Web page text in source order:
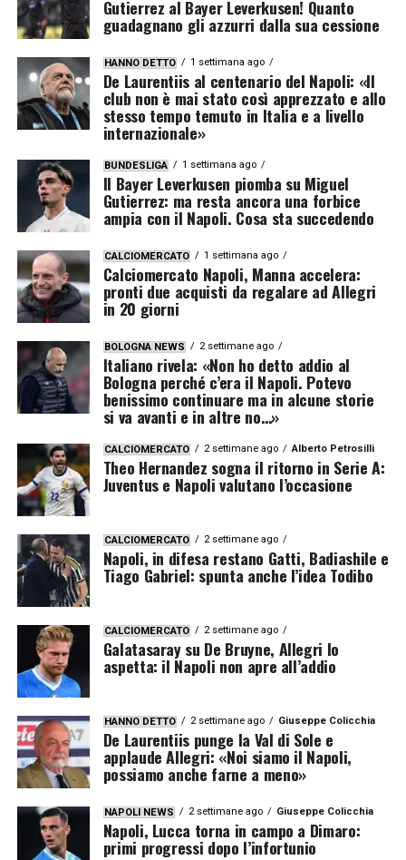
Gutierrez al Bayer Leverkusen! Quanto
guadagnano gli azzurri dalla sua cessione
HANNO DETTO 1 settimana ago
De Laurentiis al centenario del Napoli: «Il
club non è mai stato così apprezzato e allo
stesso tempo temuto in Italia e a livello
internazionale»
BUNDESLIGA 1 settimana ago
Il Bayer Leverkusen piomba su Miguel
Gutierrez: ma resta ancora una forbice
ampia con il Napoli. Cosa sta succedendo
CALCIOMERCATO 1 settimana ago
Calciomercato Napoli, Manna accelera:
pronti due acquisti da regalare ad Allegri
in 20 giorni
BOLOGNA NEWS 2 settimane ago
Italiano rivela: «Non ho detto addio al
Bologna perché c’era il Napoli. Potevo
benissimo continuare ma in alcune storie
si va avanti e in altre no…»
CALCIOMERCATO 2 settimane ago Alberto Petrosilli
Theo Hernandez sogna il ritorno in Serie A:
Juventus e Napoli valutano l’occasione
CALCIOMERCATO 2 settimane ago
Napoli, in difesa restano Gatti, Badiashile e
Tiago Gabriel: spunta anche l’idea Todibo
CALCIOMERCATO 2 settimane ago
Galatasaray su De Bruyne, Allegri lo
aspetta: il Napoli non apre all’addio
HANNO DETTO 2 settimane ago Giuseppe Colicchia
De Laurentiis punge la Val di Sole e
applaude Allegri: «Noi siamo il Napoli,
possiamo anche farne a meno»
NAPOLI NEWS 2 settimane ago Giuseppe Colicchia
Napoli, Lucca torna in campo a Dimaro:
primi progressi dopo l’infortunio